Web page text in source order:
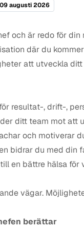
09 augusti 2026
och är redo för din
där du
att utveckla ditt
resultat-, drift-,
ditt team mot att
och motiverar
bidrar du med din
en bättre hälsa för
vägar.
berättar